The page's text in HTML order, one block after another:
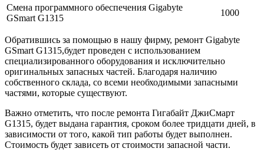
Смена программного обеспечения Gigabyte
GSmart G1315
1000
Обратившись за помощью в нашу фирму, ремонт Gigabyte
GSmart G1315,будет проведен с использованием
специализированного оборудования и исключительно
оригинальных запасных частей. Благодаря наличию
собственного склада, со всеми необходимыми запасными
частями, которые существуют.
Важно отметить, что после ремонта Гигабайт ДжиСмарт
G1315, будет выдана гарантия, сроком более тридцати дней, в
зависимости от того, какой тип работы будет выполнен.
Стоимость будет зависеть от стоимости запасной части.